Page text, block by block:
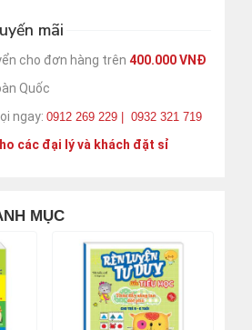
mãi
cho đơn hàng trên 400.000 VNĐ
Quốc
ngay: 0912 269 229 | 0932 321 719
các đại lý và khách đặt sỉ
MỤC